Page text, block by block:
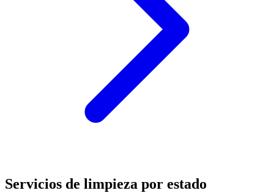
Servicios de limpieza por estado